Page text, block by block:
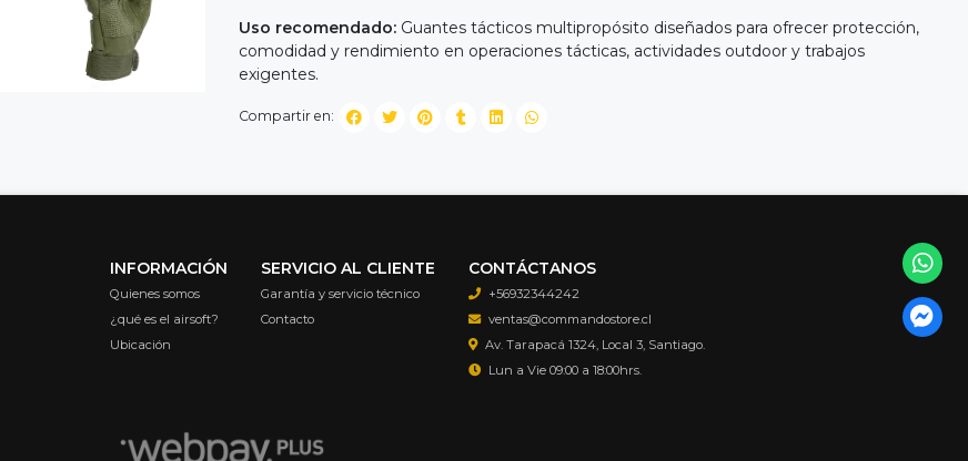
Uso recomendado: Guantes tácticos multipropósito diseñados para ofrecer protección,
comodidad y rendimiento en operaciones tácticas, actividades outdoor y trabajos
exigentes.
Compartir en:
INFORMACIÓN
Quienes somos
¿qué es el airsoft?
Ubicación
SERVICIO AL CLIENTE
Garantía y servicio técnico
Contacto
CONTÁCTANOS
+56932344242
ventas@commandostore.cl
Av. Tarapacá 1324, Local 3, Santiago.
Lun a Vie 09:00 a 18:00hrs.